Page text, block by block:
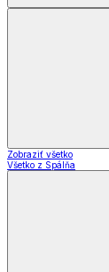
Zobraziť všetko
Všetko z Spálňa